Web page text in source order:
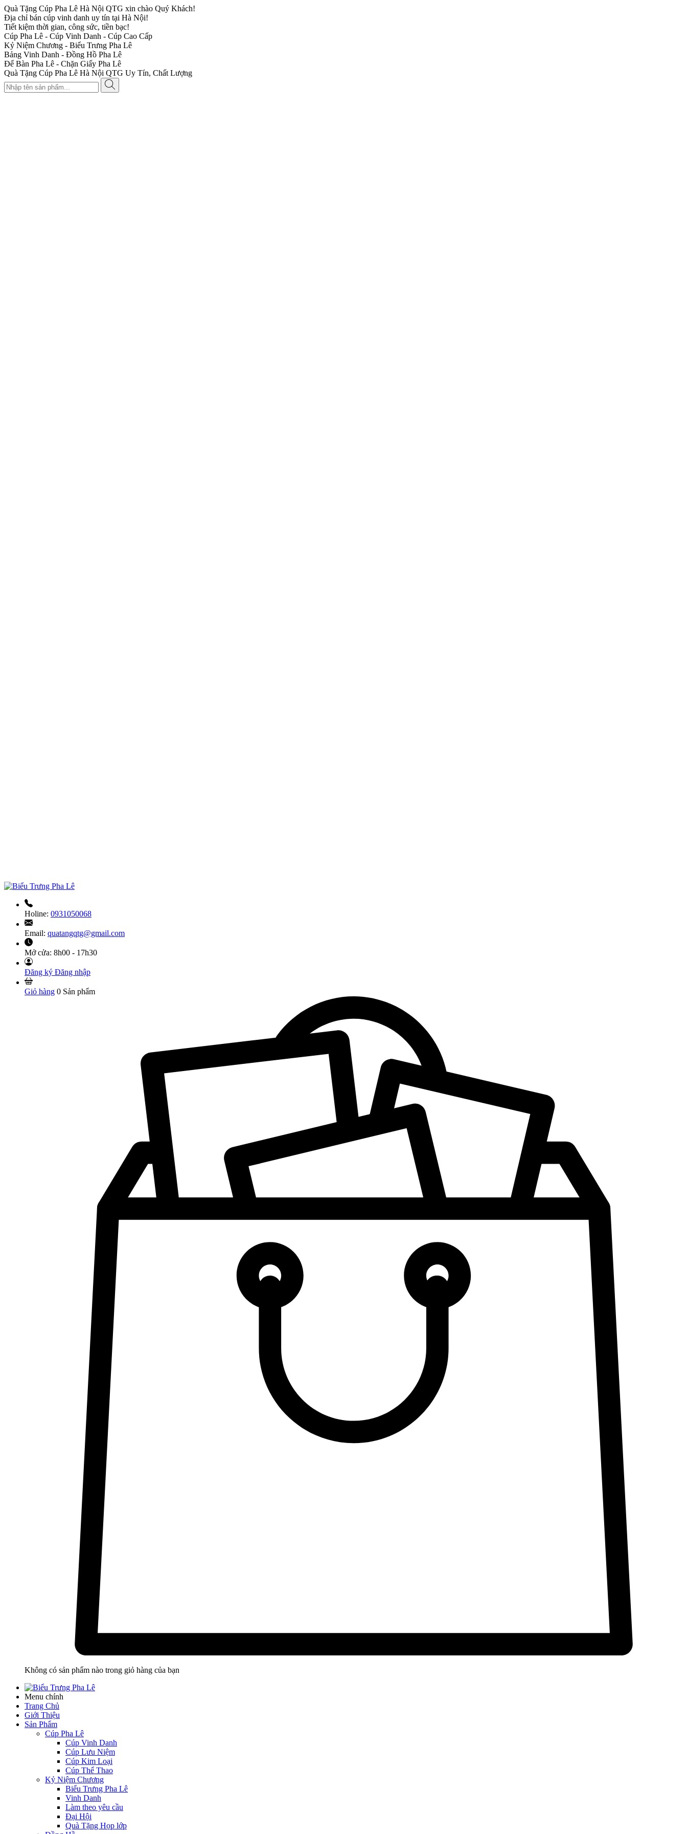
Quà Tặng Cúp Pha Lê Hà Nội QTG xin chào Quý Khách!
Địa chỉ bán cúp vinh danh uy tín tại Hà Nội!
Tiết kiệm thời gian, công sức, tiền bạc!
Cúp Pha Lê - Cúp Vinh Danh - Cúp Cao Cấp
Kỷ Niệm Chương - Biểu Trưng Pha Lê
Bảng Vinh Danh - Đồng Hồ Pha Lê
Để Bàn Pha Lê - Chặn Giấy Pha Lê
Quà Tặng Cúp Pha Lê Hà Nội QTG Uy Tín, Chất Lượng
Holine: 0931050068
Email: quatangqtg@gmail.com
Mở cửa: 8h00 - 17h30
Đăng ký Đăng nhập
Giỏ hàng 0 Sản phẩm
Không có sản phẩm nào trong giỏ hàng của bạn
Menu chính
Trang Chủ
Giới Thiệu
Sản Phẩm
Cúp Pha Lê
Cúp Vinh Danh
Cúp Lưu Niệm
Cúp Kim Loại
Cúp Thể Thao
Kỷ Niệm Chương
Biểu Trưng Pha Lê
Vinh Danh
Làm theo yêu cầu
Đại Hội
Quà Tặng Họp lớp